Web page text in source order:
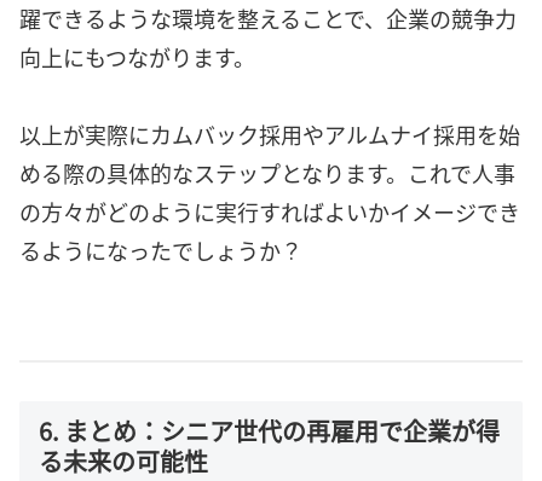
躍できるような環境を整えることで、企業の競争力
向上にもつながります。
以上が実際にカムバック採用やアルムナイ採用を始
める際の具体的なステップとなります。これで人事
の方々がどのように実行すればよいかイメージでき
るようになったでしょうか？
6. まとめ：シニア世代の再雇用で企業が得
る未来の可能性